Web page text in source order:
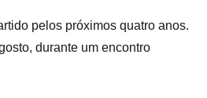
pelos próximos quatro anos.
durante um encontro